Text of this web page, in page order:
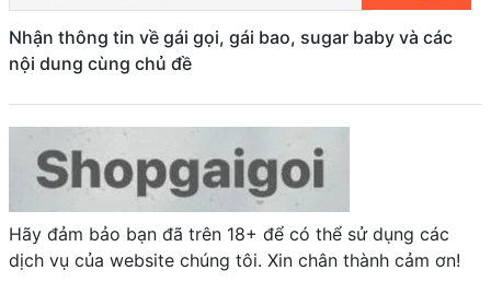
Nhận thông tin về gái gọi, gái bao, sugar baby và các
nội dung cùng chủ đề
Hãy đảm bảo bạn đã trên 18+ để có thể sử dụng các
dịch vụ của website chúng tôi. Xin chân thành cảm ơn!